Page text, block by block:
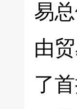
易
由
了